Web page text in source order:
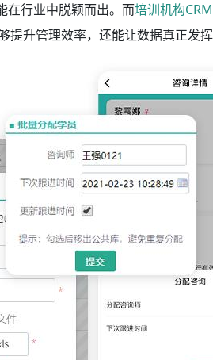
在行业中脱颖而出。而培训机构
升管理效率，还能让数据真正发挥